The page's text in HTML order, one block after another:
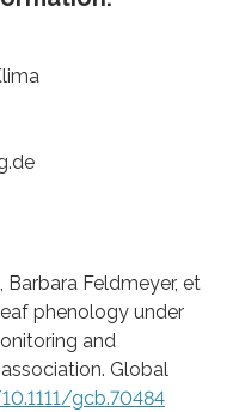
Barbara Feldmeyer, et
phenology under
and
Global
gcb.70484